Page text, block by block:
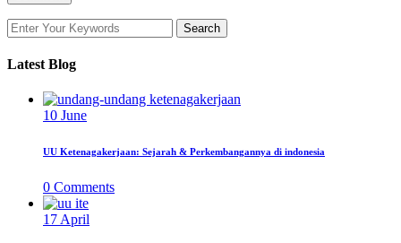
Latest Blog
10 June
UU Ketenagakerjaan: Sejarah & Perkembangannya di indonesia
0 Comments
17 April